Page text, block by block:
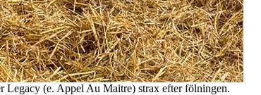
Legacy (e. Appel Au Maitre) strax efter fölningen.